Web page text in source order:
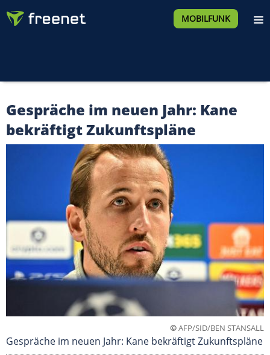
MOBILFUNK
Gespräche im neuen Jahr: Kane
bekräftigt Zukunftspläne
©AFP/SID/BEN STANSALL
Gespräche im neuen Jahr: Kane bekräftigt Zukunftspläne